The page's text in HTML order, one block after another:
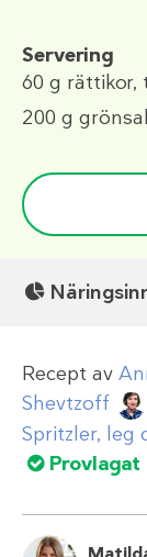
Servering
60 g rättikor,
200 g
Recept av
Shevtzoff
Spritzler, leg
Provlagat